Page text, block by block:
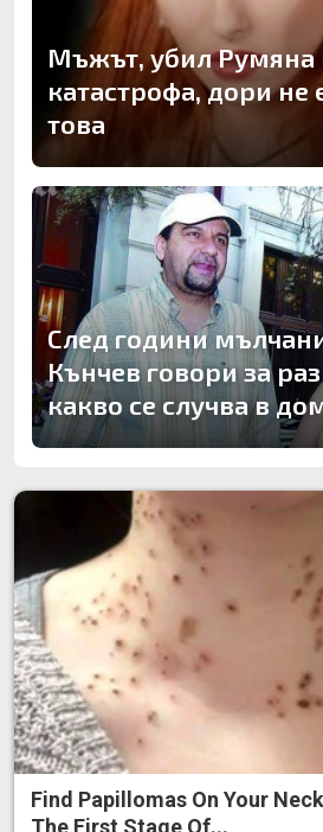
Мъжът, убил Румяна
катастрофа, дори не
това
След години
Кънчев говори за
какво се случва в
Find Papillomas On Your
The First Stage Of...